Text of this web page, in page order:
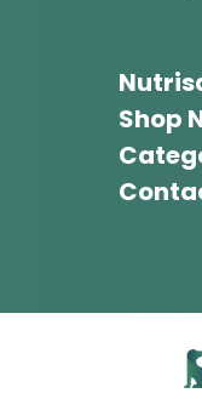
Shop